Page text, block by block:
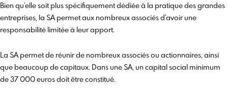
Bien qu’elle soit plus spécifiquement dédiée à la pratique des grandes
entreprises, la SA permet aux nombreux associés d’avoir une
responsabilité limitée à leur apport.
La SA permet de réunir de nombreux associés ou actionnaires, ainsi
que beaucoup de capitaux. Dans une SA, un capital social minimum
de 37 000 euros doit être constitué.